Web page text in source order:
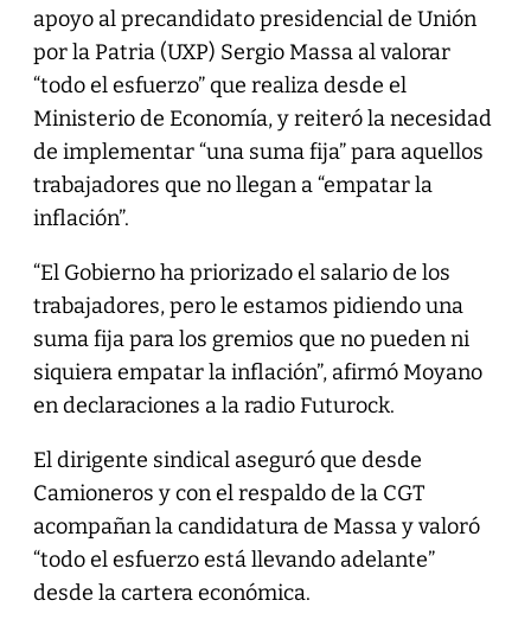
apoyo al precandidato presidencial de Unión
por la Patria (UXP) Sergio Massa al valorar
“todo el esfuerzo” que realiza desde el
Ministerio de Economía, y reiteró la necesidad
de implementar “una suma fija” para aquellos
trabajadores que no llegan a “empatar la
inflación”.
“El Gobierno ha priorizado el salario de los
trabajadores, pero le estamos pidiendo una
suma fija para los gremios que no pueden ni
siquiera empatar la inflación”, afirmó Moyano
en declaraciones a la radio Futurock.
El dirigente sindical aseguró que desde
Camioneros y con el respaldo de la CGT
acompañan la candidatura de Massa y valoró
“todo el esfuerzo está llevando adelante”
desde la cartera económica.